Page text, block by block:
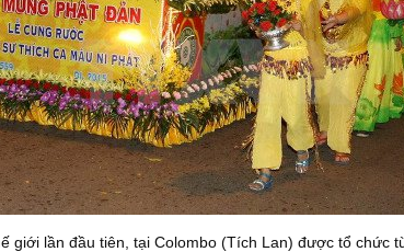
giới lần đầu tiên, tại Colombo (Tích Lan) được tổ chức